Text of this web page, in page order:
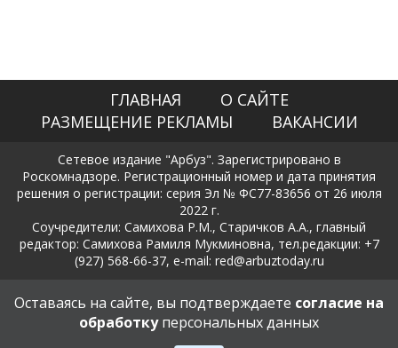
ГЛАВНАЯ
О САЙТЕ
РАЗМЕЩЕНИЕ РЕКЛАМЫ
ВАКАНСИИ
Сетевое издание "Арбуз". Зарегистрировано в
Роскомнадзоре. Регистрационный номер и дата принятия
решения о регистрации: серия Эл № ФС77-83656 от 26 июля
2022 г.
Соучредители: Самихова Р.М., Старичков А.А., главный
редактор: Самихова Рамиля Мукминовна, тел.редакции: +7
(927) 568-66-37, e-mail: red@arbuztoday.ru
Политика в отношении обработки и защиты персональных
данных
Оставаясь на сайте, вы подтверждаете согласие на
обработкуперсональных данных